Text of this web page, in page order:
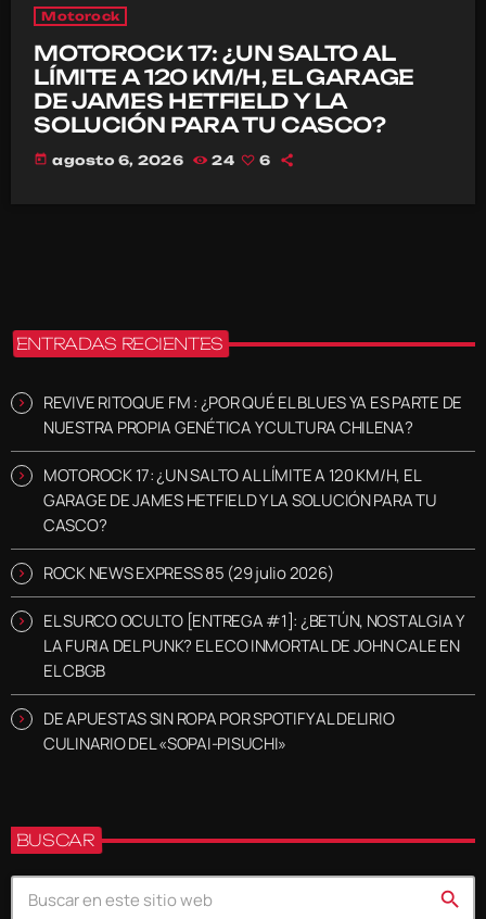
Motorock
MOTOROCK 17: ¿UN SALTO AL
LÍMITE A 120 KM/H, EL GARAGE
DE JAMES HETFIELD Y LA
SOLUCIÓN PARA TU CASCO?
today agosto 6, 2026 24 6
ENTRADAS RECIENTES
REVIVE RITOQUE FM : ¿POR QUÉ EL BLUES YA ES PARTE DE
NUESTRA PROPIA GENÉTICA Y CULTURA CHILENA?
MOTOROCK 17: ¿UN SALTO AL LÍMITE A 120 KM/H, EL
GARAGE DE JAMES HETFIELD Y LA SOLUCIÓN PARA TU
CASCO?
ROCK NEWS EXPRESS 85 (29 julio 2026)
EL SURCO OCULTO [ENTREGA #1]: ¿BETÚN, NOSTALGIA Y
LA FURIA DEL PUNK? EL ECO INMORTAL DE JOHN CALE EN
EL CBGB
DE APUESTAS SIN ROPA POR SPOTIFY AL DELIRIO
CULINARIO DEL «SOPAI-PISUCHI»
BUSCAR
search